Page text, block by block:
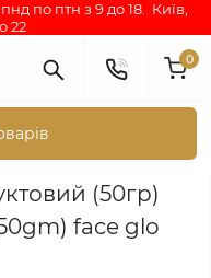
по птн з 9 до 18. Київ,
22
0
АЮРВЕДИЧНА
(50гр)
face glo